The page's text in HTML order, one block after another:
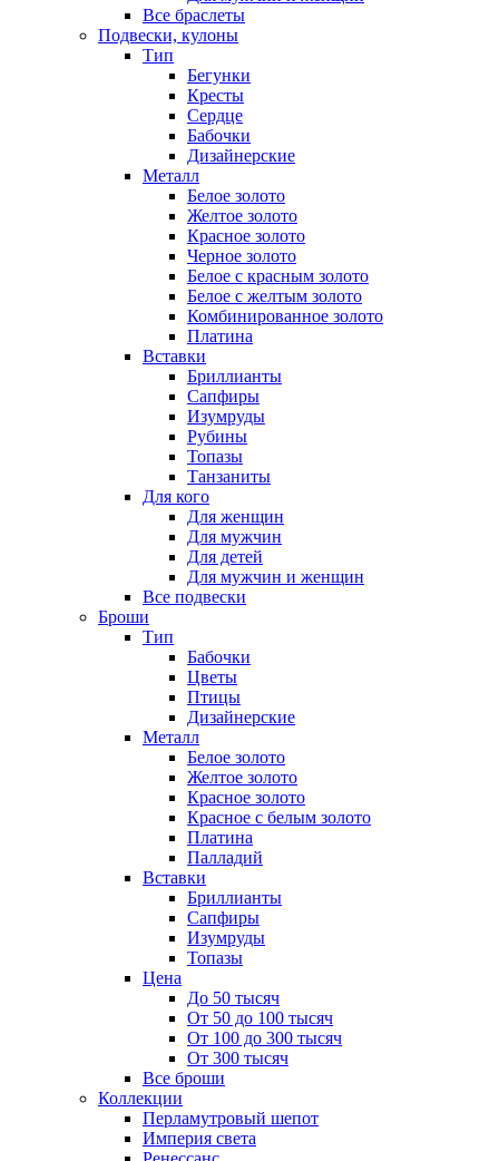
Все браслеты
Подвески, кулоны
Тип
Бегунки
Кресты
Сердце
Бабочки
Дизайнерские
Металл
Белое золото
Желтое золото
Красное золото
Черное золото
Белое с красным золото
Белое с желтым золото
Комбинированное золото
Платина
Вставки
Бриллианты
Сапфиры
Изумруды
Рубины
Топазы
Танзаниты
Для кого
Для женщин
Для мужчин
Для детей
Для мужчин и женщин
Все подвески
Броши
Тип
Бабочки
Цветы
Птицы
Дизайнерские
Металл
Белое золото
Желтое золото
Красное золото
Красное с белым золото
Платина
Палладий
Вставки
Бриллианты
Сапфиры
Изумруды
Топазы
Цена
До 50 тысяч
От 50 до 100 тысяч
От 100 до 300 тысяч
От 300 тысяч
Все броши
Коллекции
Перламутровый шепот
Империя света